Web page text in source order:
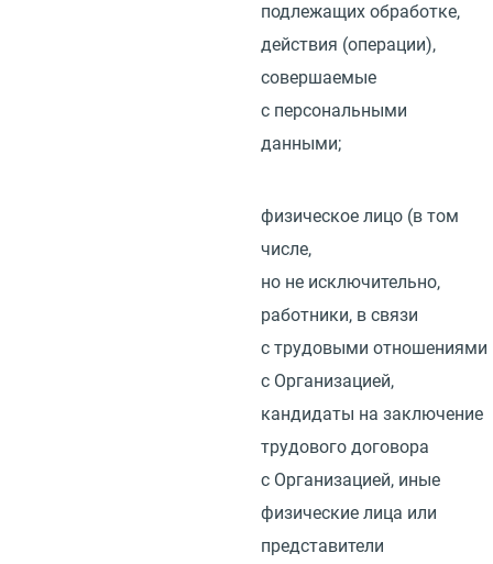
подлежащих обработке,
действия (операции),
совершаемые
с персональными
данными;
физическое лицо (в том
числе,
но не исключительно,
работники, в связи
с трудовыми отношениями
с Организацией,
кандидаты на заключение
трудового договора
с Организацией, иные
физические лица или
представители